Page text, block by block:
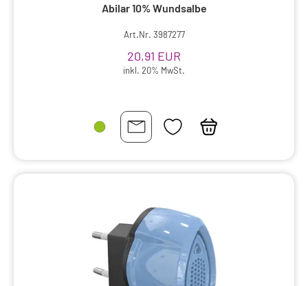
Abilar 10% Wundsalbe
Art.Nr. 3987277
20,91 EUR
inkl. 20% MwSt.